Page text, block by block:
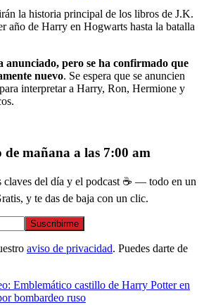
la historia principal de los libros de J.K.
año de Harry en Hogwarts hasta la batalla
anunciado, pero se ha confirmado que
nuevo. Se espera que se anuncien
interpretar a Harry, Ron, Hermione y
de mañana a las 7:00 am
claves del día y el podcast ☕ — todo en un
y te das de baja con un clic.
Suscribirme
aviso de privacidad. Puedes darte de
Emblemático castillo de Harry Potter en
bombardeo ruso